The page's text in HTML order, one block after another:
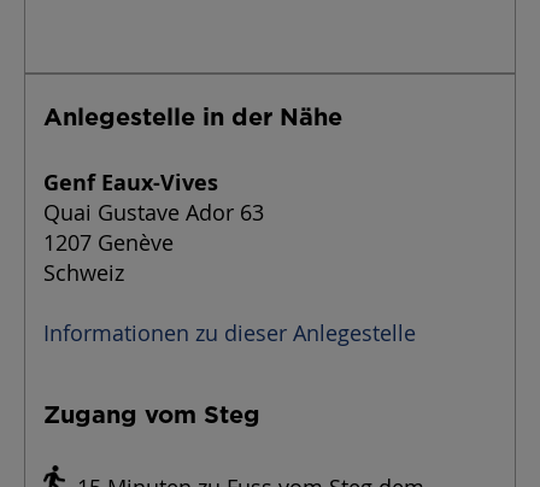
Anlegestelle in der Nähe
Genf Eaux-Vives
Quai Gustave Ador 63
1207 Genève
Schweiz
Informationen zu dieser Anlegestelle
Zugang vom Steg